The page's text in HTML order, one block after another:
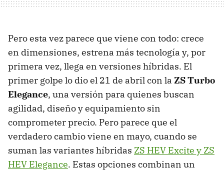
Pero esta vez parece que viene con todo: crece
en dimensiones, estrena más tecnología y, por
primera vez, llega en versiones híbridas. El
primer golpe lo dio el 21 de abril con la ZS Turbo
Elegance, una versión para quienes buscan
agilidad, diseño y equipamiento sin
comprometer precio. Pero parece que el
verdadero cambio viene en mayo, cuando se
suman las variantes híbridas ZS HEV Excite y ZS
HEV Elegance. Estas opciones combinan un